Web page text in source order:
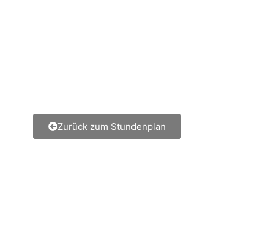
Zurück zum Stundenplan